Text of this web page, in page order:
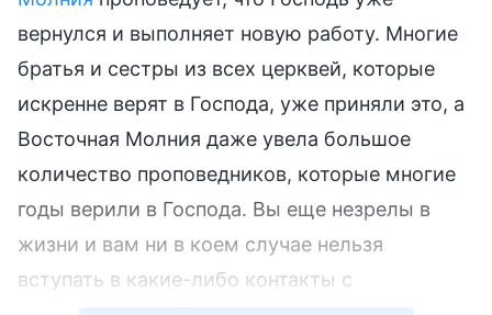
вернулся и выполняет новую работу. Многие
братья и сестры из всех церквей, которые
искренне верят в Господа, уже приняли это, а
Восточная Молния даже увела большое
количество проповедников, которые многие
годы верили в Господа. Вы еще незрелы в
жизни и вам ни в коем случае нельзя
вступать в какие-либо контакты с